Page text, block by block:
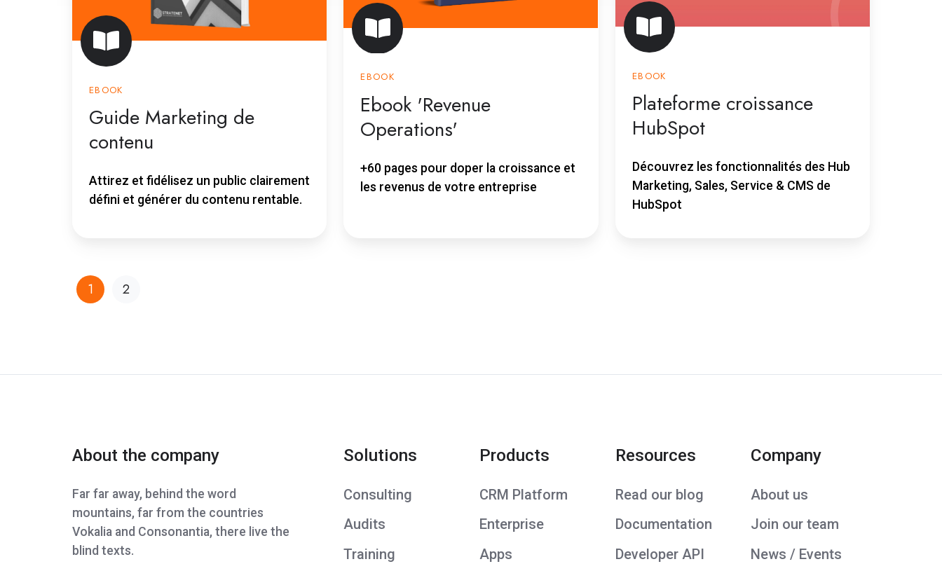
EBOOK
Guide Marketing de
contenu
Attirez et fidélisez un public clairement
défini et générer du contenu rentable.
EBOOK
Ebook 'Revenue
Operations'
+60 pages pour doper la croissance et
les revenus de votre entreprise
EBOOK
Plateforme croissance
HubSpot
Découvrez les fonctionnalités des Hub
Marketing, Sales, Service & CMS de
HubSpot
1 2
About the company
Far far away, behind the word
mountains, far from the countries
Vokalia and Consonantia, there live the
blind texts.
Solutions
Consulting
Audits
Training
Products
CRM Platform
Enterprise
Apps
Resources
Read our blog
Documentation
Developer API
Company
About us
Join our team
News / Events